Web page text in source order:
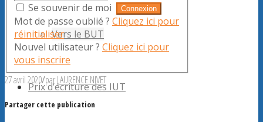
Vers le BUT
Prix d’écriture des IUT
Se souvenir de moi
Mot de passe oublié ? Cliquez ici pour
réinitialiser
Nouvel utilisateur ? Cliquez ici pour
vous inscrire
27 avril 2020/parLAURENCE NIVET
Partager cette publication